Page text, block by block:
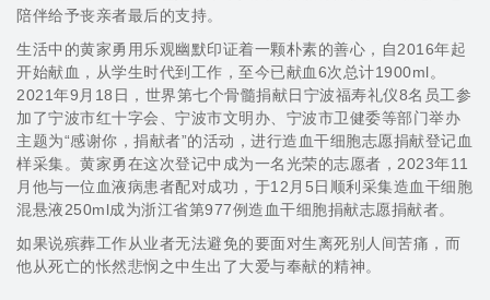
陪伴给予丧亲者最后的支持。
生活中的黄家勇用乐观幽默印证着一颗朴素的善心，自2016年起
开始献血，从学生时代到工作，至今已献血6次总计1900ml。
2021年9月18日，世界第七个骨髓捐献日宁波福寿礼仪8名员工参
加了宁波市红十字会、宁波市文明办、宁波市卫健委等部门举办
主题为“感谢你，捐献者”的活动，进行造血干细胞志愿捐献登记血
样采集。黄家勇在这次登记中成为一名光荣的志愿者，2023年11
月他与一位血液病患者配对成功，于12月5日顺利采集造血干细胞
混悬液250ml成为浙江省第977例造血干细胞捐献志愿捐献者。
如果说殡葬工作从业者无法避免的要面对生离死别人间苦痛，而
他从死亡的怅然悲悯之中生出了大爱与奉献的精神。